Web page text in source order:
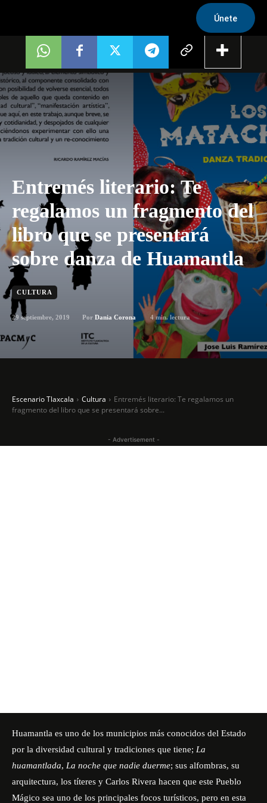
Únete
Entremés literario: Te
regalamos un fragmento del
libro que se presentará
sobre danza de Huamantla
CULTURA
29 septiembre, 2019 Por Dania Corona 4 min. lectura
Escenario Tlaxcala Cultura
Entremés literario: Te regalamos un
fragmento del libro que se presentará sobre...
- Advertisement -
Huamantla es uno de los municipios más conocidos del Estado
por la diversidad cultural y tradiciones que tiene; La
huamantlada, La noche que nadie duerme; sus alfombras, su
arquitectura, los títeres y Carlos Rivera hacen que este Pueblo
Mágico sea uno de los principales focos turísticos, pero en esta